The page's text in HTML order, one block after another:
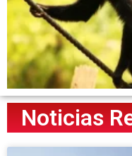
Noticias